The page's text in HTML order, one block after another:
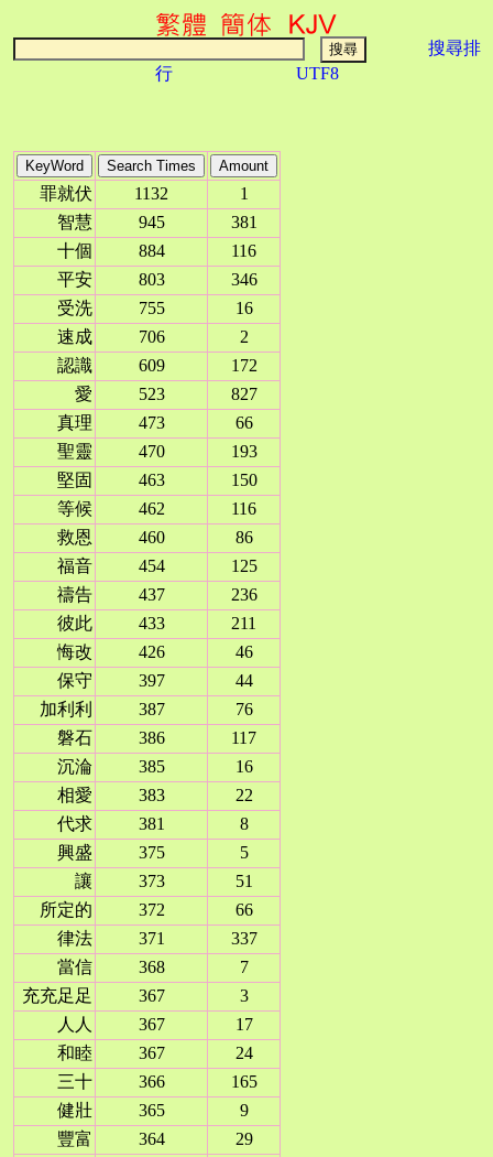
搜尋排
行
UTF8
罪就伏 1132
1
智慧
945
381
十個
884
116
平安
803
346
受洗
755
16
速成
706
2
認識
609
172
愛
523
827
真理
473
66
聖靈
470
193
堅固
463
150
等候
462
116
救恩
460
86
福音
454
125
禱告
437
236
彼此
433
211
悔改
426
46
保守
397
44
加利利
387
76
磐石
386
117
沉淪
385
16
相愛
383
22
代求
381
8
興盛
375
5
讓
373
51
所定的
372
66
律法
371
337
當信
368
7
充充足足
367
3
人人
367
17
和睦
367
24
三十
366
165
健壯
365
9
豐富
364
29